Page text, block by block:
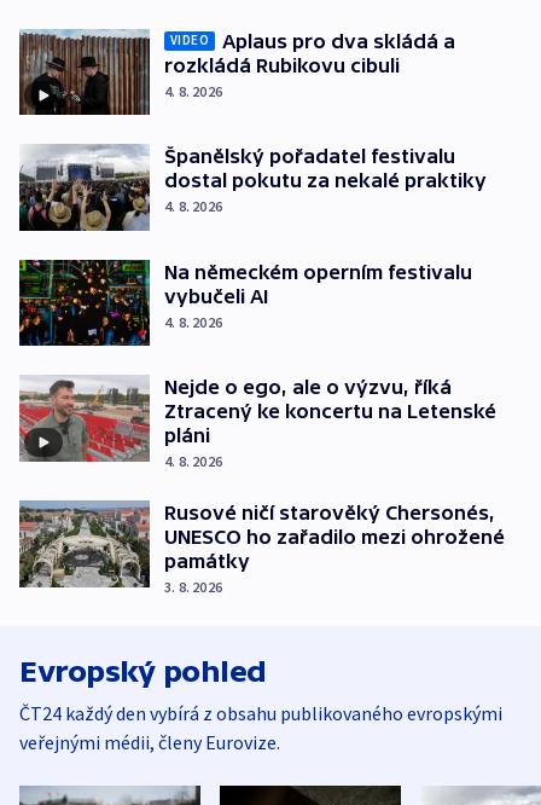
VIDEO
Aplaus pro dva skládá a
rozkládá Rubikovu cibuli
4. 8. 2026
Španělský pořadatel festivalu
dostal pokutu za nekalé praktiky
4. 8. 2026
Na německém operním festivalu
vybučeli AI
4. 8. 2026
Nejde o ego, ale o výzvu, říká
Ztracený ke koncertu na Letenské
pláni
4. 8. 2026
Rusové ničí starověký Chersonés,
UNESCO ho zařadilo mezi ohrožené
památky
3. 8. 2026
Evropský pohled
ČT24 každý den vybírá z obsahu publikovaného evropskými
veřejnými médii, členy Eurovize.